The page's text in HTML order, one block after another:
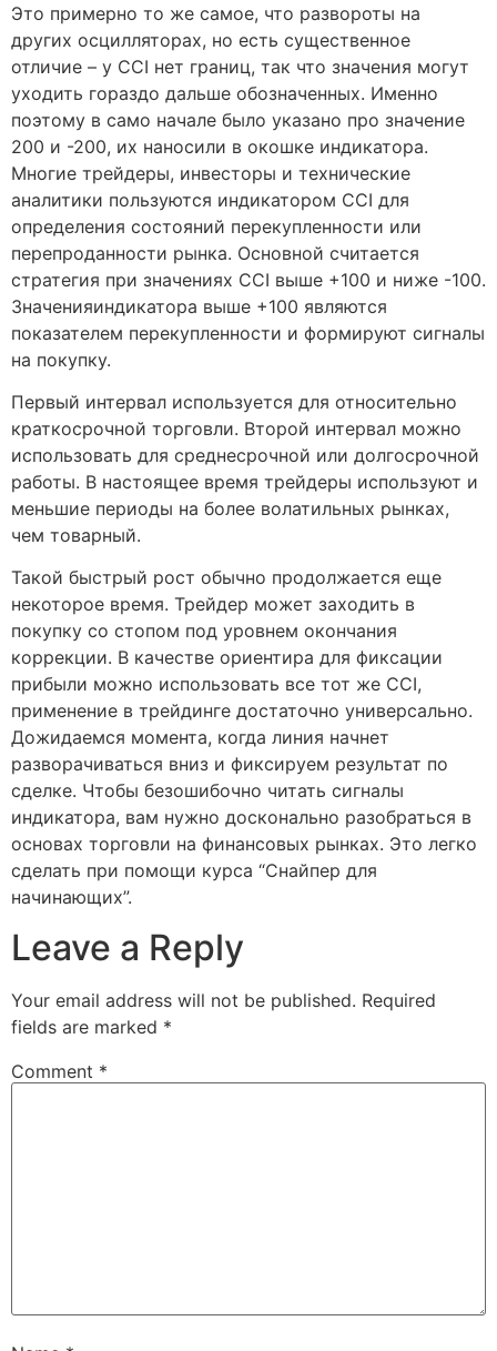
Это примерно то же самое, что развороты на
других осцилляторах, но есть существенное
отличие – у CCI нет границ, так что значения могут
уходить гораздо дальше обозначенных. Именно
поэтому в само начале было указано про значение
200 и -200, их наносили в окошке индикатора.
Многие трейдеры, инвесторы и технические
аналитики пользуются индикатором CCI для
определения состояний перекупленности или
перепроданности рынка. Основной считается
стратегия при значениях CCI выше +100 и ниже -100.
Значенияиндикатора выше +100 являются
показателем перекупленности и формируют сигналы
на покупку.
Первый интервал используется для относительно
краткосрочной торговли. Второй интервал можно
использовать для среднесрочной или долгосрочной
работы. В настоящее время трейдеры используют и
меньшие периоды на более волатильных рынках,
чем товарный.
Такой быстрый рост обычно продолжается еще
некоторое время. Трейдер может заходить в
покупку со стопом под уровнем окончания
коррекции. В качестве ориентира для фиксации
прибыли можно использовать все тот же CCI,
применение в трейдинге достаточно универсально.
Дожидаемся момента, когда линия начнет
разворачиваться вниз и фиксируем результат по
сделке. Чтобы безошибочно читать сигналы
индикатора, вам нужно досконально разобраться в
основах торговли на финансовых рынках. Это легко
сделать при помощи курса “Снайпер для
начинающих”.
Leave a Reply
Your email address will not be published. Required
fields are marked *
Comment *